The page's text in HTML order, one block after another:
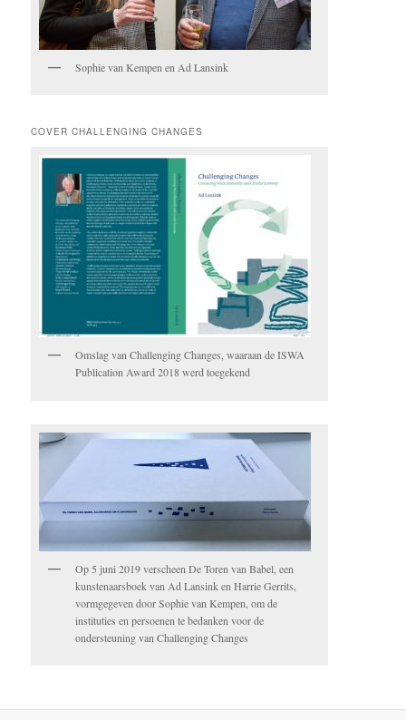
Sophie van Kempen en Ad Lansink
COVER CHALLENGING CHANGES
Omslag van Challenging Changes, waaraan de ISWA
Publication Award 2018 werd toegekend
Op 5 juni 2019 verscheen De Toren van Babel, een
kunstenaarsboek van Ad Lansink en Harrie Gerrits,
vormgegeven door Sophie van Kempen, om de
instituties en persoenen te bedanken voor de
ondersteuning van Challenging Changes